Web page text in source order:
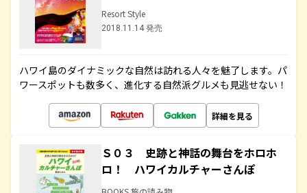
Resort Style
2018.11.14 発売
ハワイ島のダイナミックな自然は訪れる人々を魅了します。パ
ワースポットも数多く、進化する自然派グルメも見逃せない！
詳細を見る
Ｓ０３ 史跡と神話の舞台をホロホ
ロ！ ハワイカルチャーさんぽ